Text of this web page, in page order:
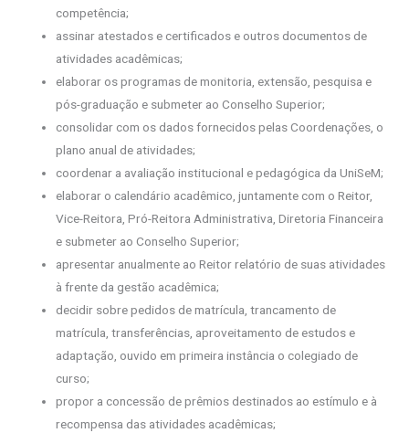
competência;
assinar atestados e certificados e outros documentos de
atividades acadêmicas;
elaborar os programas de monitoria, extensão, pesquisa e
pós-graduação e submeter ao Conselho Superior;
consolidar com os dados fornecidos pelas Coordenações, o
plano anual de atividades;
coordenar a avaliação institucional e pedagógica da UniSeM;
elaborar o calendário acadêmico, juntamente com o Reitor,
Vice-Reitora, Pró-Reitora Administrativa, Diretoria Financeira
e submeter ao Conselho Superior;
apresentar anualmente ao Reitor relatório de suas atividades
à frente da gestão acadêmica;
decidir sobre pedidos de matrícula, trancamento de
matrícula, transferências, aproveitamento de estudos e
adaptação, ouvido em primeira instância o colegiado de
curso;
propor a concessão de prêmios destinados ao estímulo e à
recompensa das atividades acadêmicas;